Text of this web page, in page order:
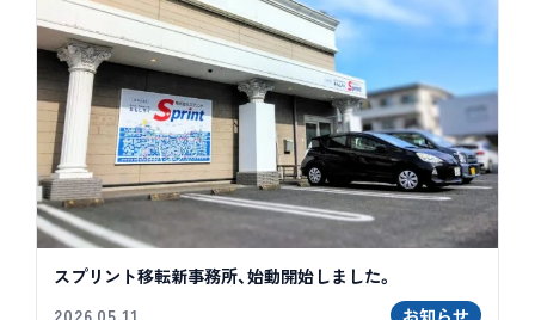
スプリント移転新事務所、始動開始しました。